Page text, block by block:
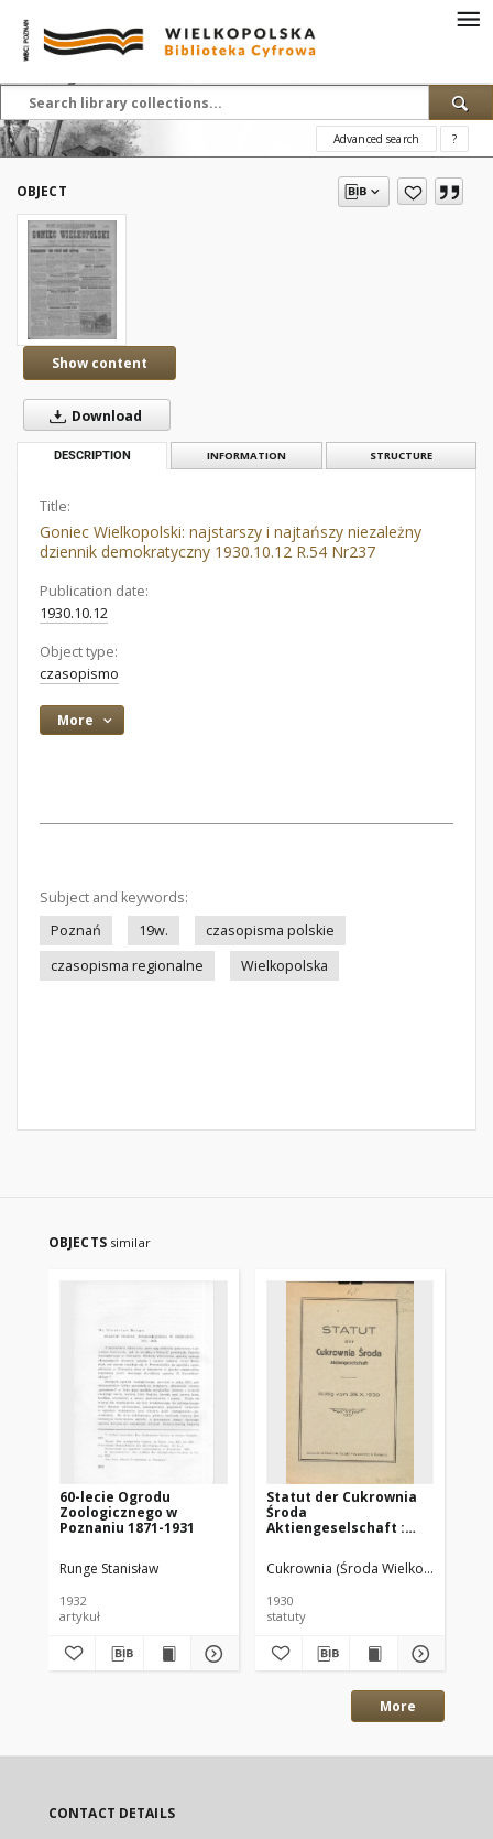
Advanced search ?
OBJECT
Show content
Download
DESCRIPTION INFORMATION STRUCTURE
Title:
Goniec Wielkopolski: najstarszy i najtańszy niezależny
dziennik demokratyczny 1930.10.12 R.54 Nr237
Publication date:
1930.10.12
Object type:
czasopismo
More
Subject and keywords:
Poznań
19w.
czasopisma polskie
czasopisma regionalne
Wielkopolska
OBJECTS similar
60-lecie Ogrodu
Zoologicznego w
Poznaniu 1871-1931
Runge Stanisław
1932
artykuł
Statut der Cukrownia
Środa
Aktiengeselschaft :
Cukrownia (Środa Wielkopolska)
1930
statuty
More
CONTACT DETAILS